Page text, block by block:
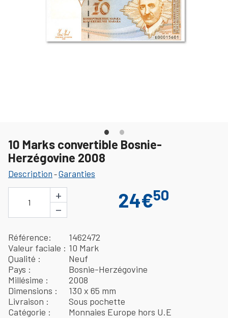
10 Marks convertible Bosnie-
Herzégovine 2008
Description -Garanties
1
+
−
24€50
Référence
1462472
Valeur faciale
10 Mark
Qualité
Neuf
Pays
Bosnie-Herzégovine
Millésime
2008
Dimensions
130 x 65 mm
Livraison
Sous pochette
Catégorie
Monnaies Europe hors U.E